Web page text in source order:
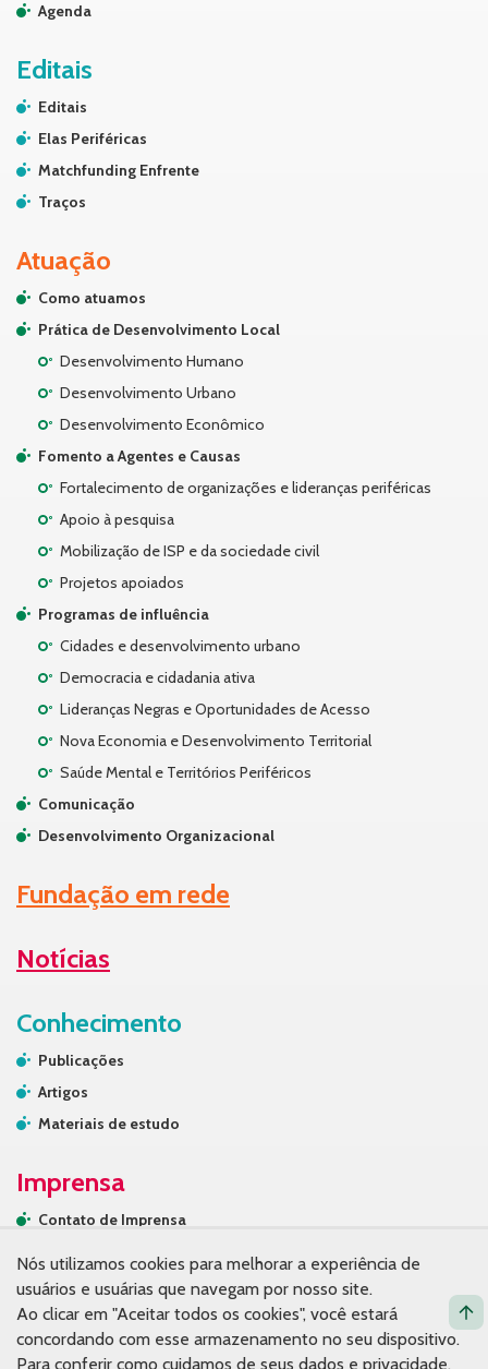
Agenda
Editais
Editais
Elas Periféricas
Matchfunding Enfrente
Traços
Atuação
Como atuamos
Prática de Desenvolvimento Local
Desenvolvimento Humano
Desenvolvimento Urbano
Desenvolvimento Econômico
Fomento a Agentes e Causas
Fortalecimento de organizações e lideranças periféricas
Apoio à pesquisa
Mobilização de ISP e da sociedade civil
Projetos apoiados
Programas de influência
Cidades e desenvolvimento urbano
Democracia e cidadania ativa
Lideranças Negras e Oportunidades de Acesso
Nova Economia e Desenvolvimento Territorial
Saúde Mental e Territórios Periféricos
Comunicação
Desenvolvimento Organizacional
Fundação em rede
Notícias
Conhecimento
Publicações
Artigos
Materiais de estudo
Imprensa
Contato de Imprensa
Na mídia
Contato
Nós utilizamos cookies para melhorar a experiência de
usuários e usuárias que navegam por nosso site.
Ao clicar em "Aceitar todos os cookies", você estará
concordando com esse armazenamento no seu dispositivo.
Para conferir como cuidamos de seus dados e privacidade,